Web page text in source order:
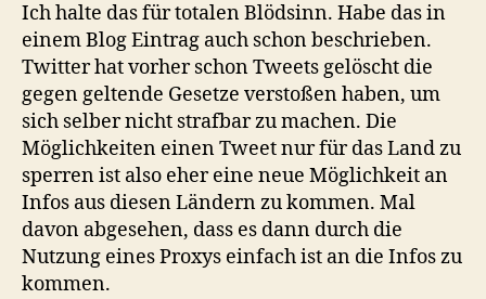
Ich halte das für totalen Blödsinn. Habe das in
einem Blog Eintrag auch schon beschrieben.
Twitter hat vorher schon Tweets gelöscht die
gegen geltende Gesetze verstoßen haben, um
sich selber nicht strafbar zu machen. Die
Möglichkeiten einen Tweet nur für das Land zu
sperren ist also eher eine neue Möglichkeit an
Infos aus diesen Ländern zu kommen. Mal
davon abgesehen, dass es dann durch die
Nutzung eines Proxys einfach ist an die Infos zu
kommen.